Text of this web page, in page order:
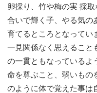
卵採り、竹や梅の実 採
合いで輝く子、やる気の
育てるところとなってい
一見関係なく思えること
の一貫ともなっているよ
命を尊ぶこと、弱いもの
のように体で覚えた事は